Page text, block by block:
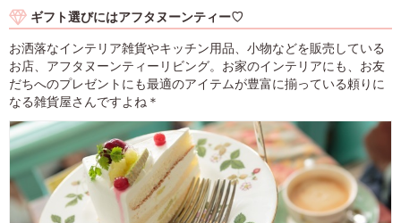
ギフト選びにはアフタヌーンティー♡
お洒落なインテリア雑貨やキッチン用品、小物などを販売している
お店、アフタヌーンティーリビング。お家のインテリアにも、お友
だちへのプレゼントにも最適のアイテムが豊富に揃っている頼りに
なる雑貨屋さんですよね＊